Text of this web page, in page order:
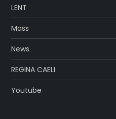
LENT
Mass
News
REGINA CAELI
Youtube